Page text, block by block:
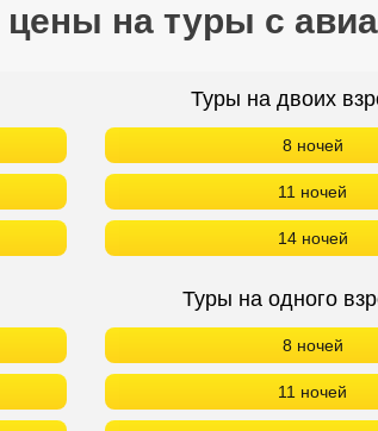
цены на туры с
Туры на двоих
8 ночей
11 ночей
14 ночей
Туры на одного
8 ночей
11 ночей